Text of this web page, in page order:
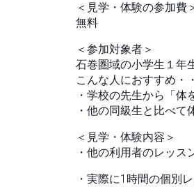
＜見学・体験の参加費
無料
＜参加対象者＞
石巻圏域の小学生１年
こんな人におすすめ・
・学校の先生から「
・他の同級生と比べ
＜見学・体験内容＞
・他の利用者のレッス
・実際に1時間の個別